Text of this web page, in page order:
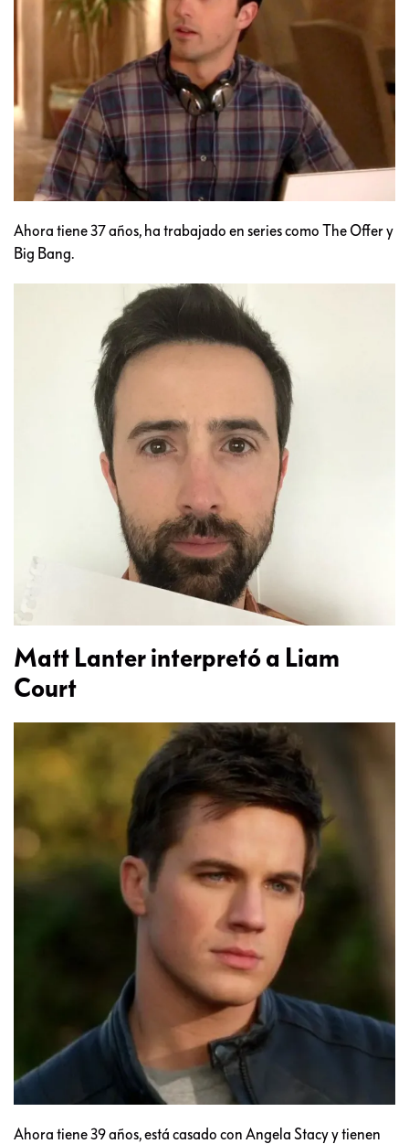
Ahora tiene 37 años, ha trabajado en series como The Offer y
Big Bang.
Matt Lanter interpretó a Liam
Court
Ahora tiene 39 años, está casado con Angela Stacy y tienen